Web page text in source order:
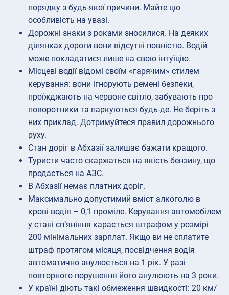
порядку з будь-якої причини. Майте цю
особливість на увазі.
Дорожні знаки з роками зносилися. На деяких
ділянках дороги вони відсутні повністю. Водій
може покладатися лише на свою інтуїцію.
Місцеві водії відомі своїм «гарячим» стилем
керування: вони ігнорують ремені безпеки,
проїжджають на червоне світло, забувають про
поворотники та паркуються будь-де. Не беріть з
них приклад. Дотримуйтеся правил дорожнього
руху.
Стан доріг в Абхазії залишає бажати кращого.
Туристи часто скаржаться на якість бензину, що
продається на АЗС.
В Абхазії немає платних доріг.
Максимально допустимий вміст алкоголю в
крові водія – 0,1 проміле. Керування автомобілем
у стані сп’яніння карається штрафом у розмірі
200 мінімальних зарплат. Якщо ви не сплатите
штраф протягом місяця, посвідчення водія
автоматично анулюється на 1 рік. У разі
повторного порушення його анулюють на 3 роки.
У країні діють такі обмеження швидкості: 20 км/